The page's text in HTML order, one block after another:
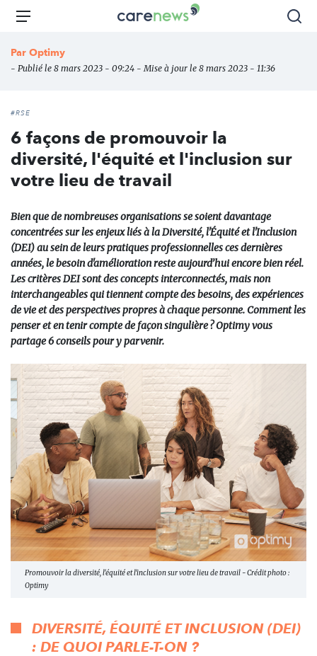
Aller
principal
Carenews,
des
Menu
Par Optimy
- Publié le 8 mars 2023 - 09:24 - Mise à jour le 8 mars 2023 - 11:36
#RSE
6 façons de promouvoir la
diversité, l'équité et l'inclusion sur
votre lieu de travail
Bien que de nombreuses organisations se soient davantage
concentrées sur les enjeux liés à la Diversité, l'Équité et l'Inclusion
(DEI) au sein de leurs pratiques professionnelles ces dernières
années, le besoin d'amélioration reste aujourd’hui encore bien réel.
Les critères DEI sont des concepts interconnectés, mais non
interchangeables qui tiennent compte des besoins, des expériences
de vie et des perspectives propres à chaque personne. Comment les
penser et en tenir compte de façon singulière ? Optimy vous
partage 6 conseils pour y parvenir.
Promouvoir la diversité, l'équité et l'inclusion sur votre lieu de travail - Crédit photo :
Optimy
DIVERSITÉ, ÉQUITÉ ET INCLUSION (DEI)
: DE QUOI PARLE-T-ON ?